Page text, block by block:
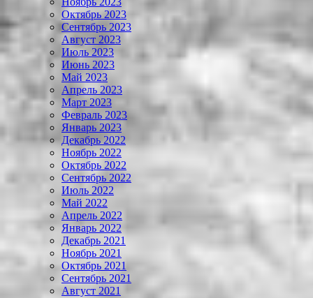
Октябрь 2023
Сентябрь 2023
Август 2023
Июль 2023
Июнь 2023
Май 2023
Апрель 2023
Март 2023
Февраль 2023
Январь 2023
Декабрь 2022
Ноябрь 2022
Октябрь 2022
Сентябрь 2022
Июль 2022
Май 2022
Апрель 2022
Январь 2022
Декабрь 2021
Ноябрь 2021
Октябрь 2021
Сентябрь 2021
Август 2021